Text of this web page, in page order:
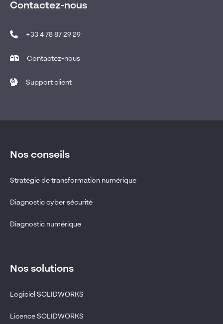
Contactez-nous
+33 4 78 87 29 29
Contactez-nous
Support client
Nos conseils
Stratégie de transformation numérique
Diagnostic cyber sécurité
Diagnostic numérique
Nos solutions
Logiciel SOLIDWORKS
Licence SOLIDWORKS